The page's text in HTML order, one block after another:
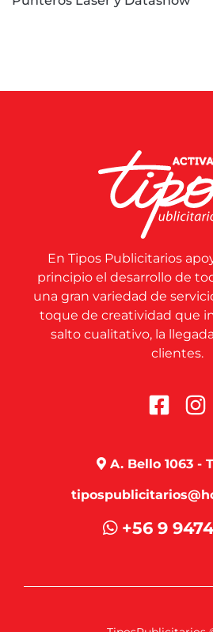
En Tipos Publicitarios
principio el desarrollo de
una gran variedad de
toque de creatividad que
salto cualitativo, la
clientes.
A. Bello 1063 -
+56 9 9474